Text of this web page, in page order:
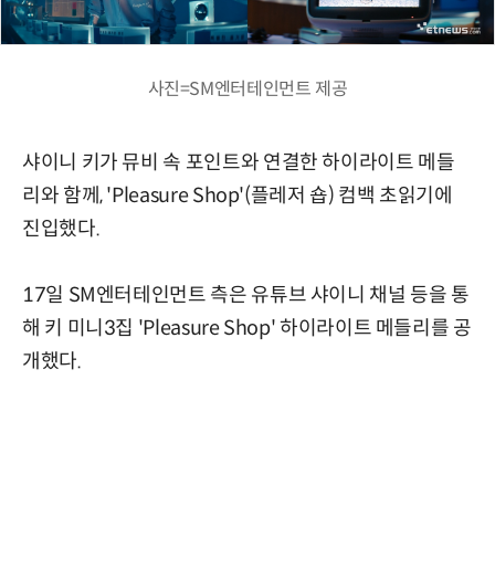
사진=SM엔터테인먼트 제공
샤이니 키가 뮤비 속 포인트와 연결한 하이라이트 메들
리와 함께, 'Pleasure Shop'(플레저 숍) 컴백 초읽기에
진입했다.
17일 SM엔터테인먼트 측은 유튜브 샤이니 채널 등을 통
해 키 미니3집 'Pleasure Shop' 하이라이트 메들리를 공
개했다.